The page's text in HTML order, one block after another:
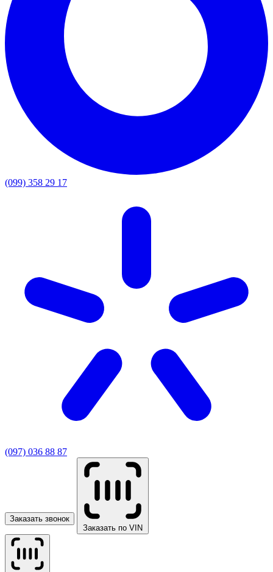
(099) 358 29 17
(097) 036 88 87
Заказать звонок
Заказать по VIN